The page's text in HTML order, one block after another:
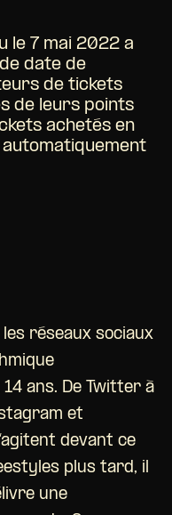
le 7 mai 2022 a
date de
de tickets
de leurs points
achetés en
réseaux sociaux
ans. De Twitter à
et
devant ce
plus tard, il
une